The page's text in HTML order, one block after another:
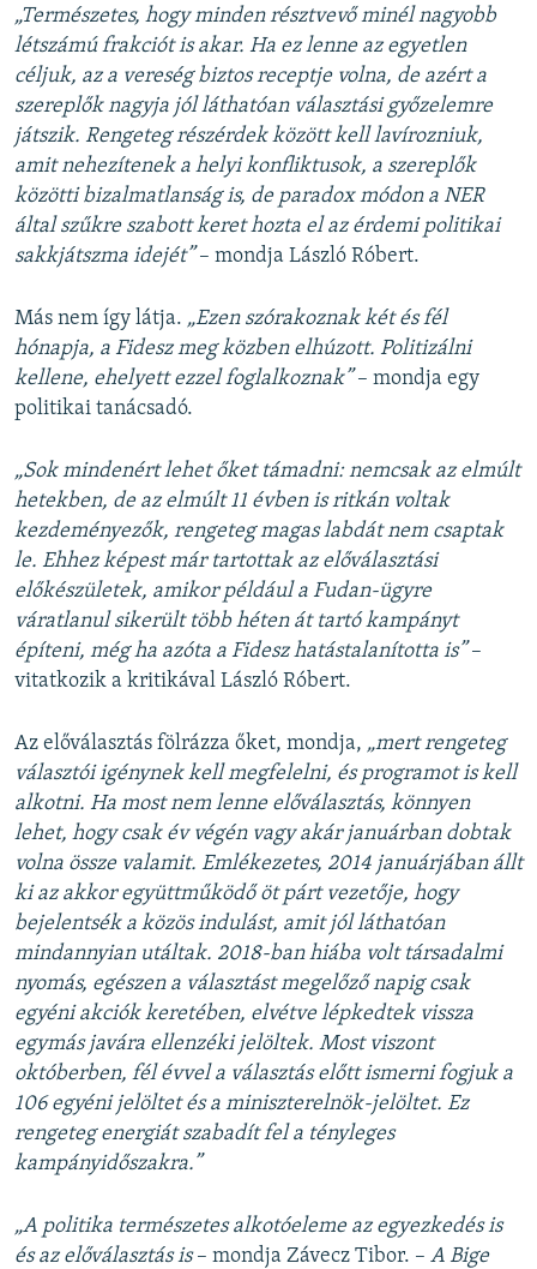
„Természetes, hogy minden résztvevő minél nagyobb
létszámú frakciót is akar. Ha ez lenne az egyetlen
céljuk, az a vereség biztos receptje volna, de azért a
szereplők nagyja jól láthatóan választási győzelemre
játszik. Rengeteg részérdek között kell lavírozniuk,
amit nehezítenek a helyi konfliktusok, a szereplők
közötti bizalmatlanság is, de paradox módon a NER
által szűkre szabott keret hozta el az érdemi politikai
sakkjátszma idejét”– mondja László Róbert.
Más nem így látja. „Ezen szórakoznak két és fél
hónapja, a Fidesz meg közben elhúzott. Politizálni
kellene, ehelyett ezzel foglalkoznak”– mondja egy
politikai tanácsadó.
„Sok mindenért lehet őket támadni: nemcsak az elmúlt
hetekben, de az elmúlt 11 évben is ritkán voltak
kezdeményezők, rengeteg magas labdát nem csaptak
le. Ehhez képest már tartottak az előválasztási
előkészületek, amikor például a Fudan-ügyre
váratlanul sikerült több héten át tartó kampányt
építeni, még ha azóta a Fidesz hatástalanította is”–
vitatkozik a kritikával László Róbert.
Az előválasztás fölrázza őket, mondja, „mert rengeteg
választói igénynek kell megfelelni, és programot is kell
alkotni. Ha most nem lenne előválasztás, könnyen
lehet, hogy csak év végén vagy akár januárban dobtak
volna össze valamit. Emlékezetes, 2014 januárjában állt
ki az akkor együttműködő öt párt vezetője, hogy
bejelentsék a közös indulást, amit jól láthatóan
mindannyian utáltak. 2018-ban hiába volt társadalmi
nyomás, egészen a választást megelőző napig csak
egyéni akciók keretében, elvétve lépkedtek vissza
egymás javára ellenzéki jelöltek. Most viszont
októberben, fél évvel a választás előtt ismerni fogjuk a
106 egyéni jelöltet és a miniszterelnök-jelöltet. Ez
rengeteg energiát szabadít fel a tényleges
kampányidőszakra.”
„A politika természetes alkotóeleme az egyezkedés is
és az előválasztás is– mondja Závecz Tibor. – A Bige